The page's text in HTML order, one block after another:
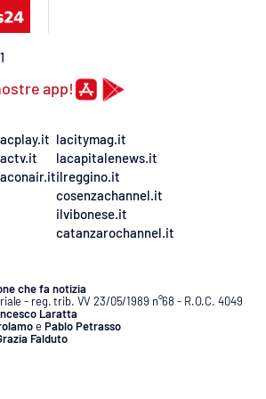
app!
lacitymag.it
lacapitalenews.it
ilreggino.it
cosenzachannel.it
ilvibonese.it
catanzarochannel.it
che fa notizia
- reg. trib. VV 23/05/1989 n°68 - R.O.C. 4049
Laratta
ePablo Petrasso
Falduto